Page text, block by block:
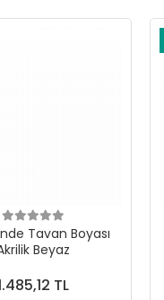
Tavan Boyası
Beyaz
TL